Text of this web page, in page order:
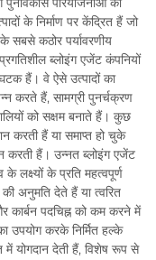
के निर्माण पर केंद्रित हैं जो
सबसे कठोर पर्यावरणीय
ब्लोइंग एजेंट कंपनियों
हैं। वे ऐसे उत्पादों का
करते हैं, सामग्री पुनर्चक्रण
को सक्षम बनाते हैं। कुछ
करती हैं या समाप्त हो चुके
करती हैं। उन्नत ब्लोइंग एजेंट
के लक्ष्यों के प्रति महत्वपूर्ण
अनुमति देते हैं या त्वरित
कार्बन पदचिह्न को कम करने में
उपयोग करके निर्मित हल्के
में योगदान देती हैं, विशेष रूप से